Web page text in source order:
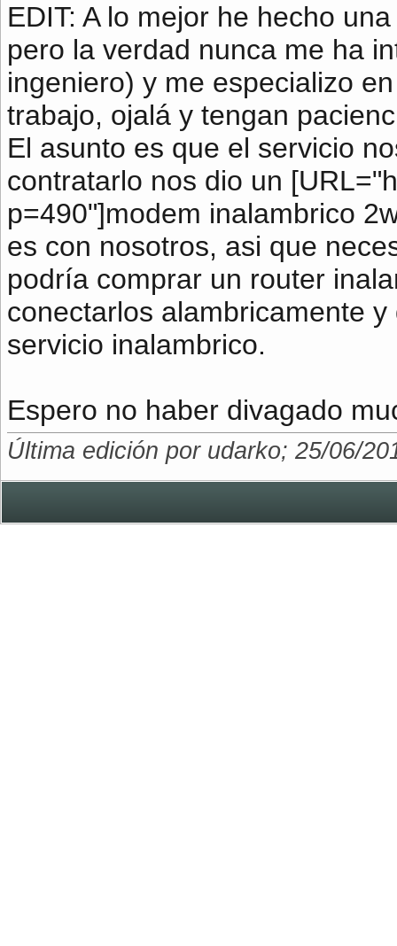
EDIT: A lo mejor he hecho
pero la verdad nunca me ha
ingeniero) y me especializo
trabajo, ojalá y tengan
El asunto es que el servicio
contratarlo nos dio un
p=490"]modem inalambrico
es con nosotros, asi que
podría comprar un router
conectarlos alambricamente
servicio inalambrico.
Espero no haber divagado
Última edición por udarko; 25/06/